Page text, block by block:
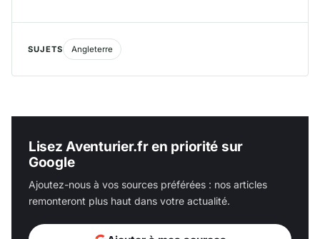
SUJETS Angleterre
Lisez Aventurier.fr en priorité sur
Google
Ajoutez-nous à vos sources préférées : nos articles
remonteront plus haut dans votre actualité.